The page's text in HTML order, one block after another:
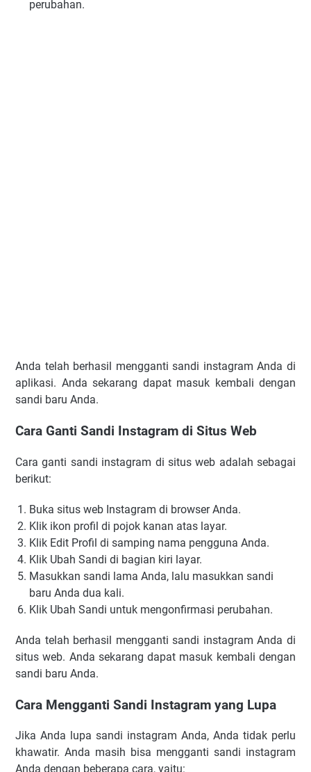
perubahan.
Anda telah berhasil mengganti sandi instagram Anda di
aplikasi. Anda sekarang dapat masuk kembali dengan
sandi baru Anda.
Cara Ganti Sandi Instagram di Situs Web
Cara ganti sandi instagram di situs web adalah sebagai
berikut:
Buka situs web Instagram di browser Anda.
Klik ikon profil di pojok kanan atas layar.
Klik Edit Profil di samping nama pengguna Anda.
Klik Ubah Sandi di bagian kiri layar.
Masukkan sandi lama Anda, lalu masukkan sandi
baru Anda dua kali.
Klik Ubah Sandi untuk mengonfirmasi perubahan.
Anda telah berhasil mengganti sandi instagram Anda di
situs web. Anda sekarang dapat masuk kembali dengan
sandi baru Anda.
Cara Mengganti Sandi Instagram yang Lupa
Jika Anda lupa sandi instagram Anda, Anda tidak perlu
khawatir. Anda masih bisa mengganti sandi instagram
Anda dengan beberapa cara, yaitu: